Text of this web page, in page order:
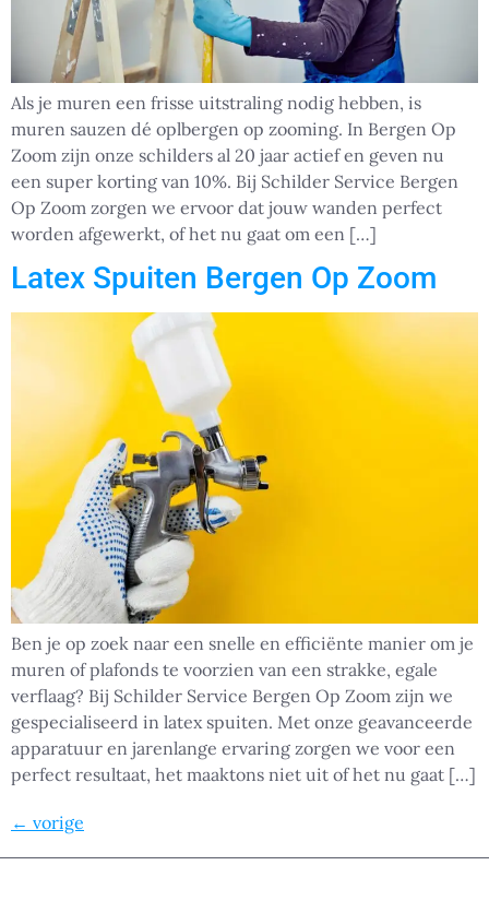
Als je muren een frisse uitstraling nodig hebben, is
muren sauzen dé oplbergen op zooming. In Bergen Op
Zoom zijn onze schilders al 20 jaar actief en geven nu
een super korting van 10%. Bij Schilder Service Bergen
Op Zoom zorgen we ervoor dat jouw wanden perfect
worden afgewerkt, of het nu gaat om een […]
Latex Spuiten Bergen Op Zoom
Ben je op zoek naar een snelle en efficiënte manier om je
muren of plafonds te voorzien van een strakke, egale
verflaag? Bij Schilder Service Bergen Op Zoom zijn we
gespecialiseerd in latex spuiten. Met onze geavanceerde
apparatuur en jarenlange ervaring zorgen we voor een
perfect resultaat, het maaktons niet uit of het nu gaat […]
← vorige